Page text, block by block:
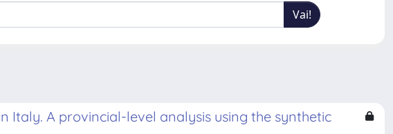
Italy. A provincial-level analysis using the synthetic